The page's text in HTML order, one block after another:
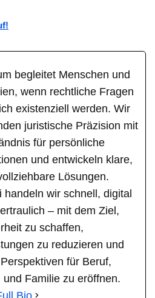
begleitet Menschen und
wenn rechtliche Fragen
existenziell werden. Wir
juristische Präzision mit
für persönliche
und entwickeln klare,
Lösungen.
handeln wir schnell, digital
– mit dem Ziel,
zu schaffen,
zu reduzieren und
für Beruf,
und Familie zu eröffnen.
Bio